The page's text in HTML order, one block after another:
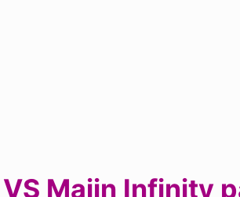
Majin Infinity